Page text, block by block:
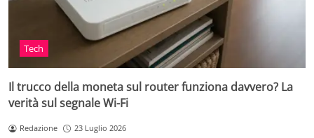
Tech
Il trucco della moneta sul router funziona davvero? La
verità sul segnale Wi-Fi
Redazione 23 Luglio 2026